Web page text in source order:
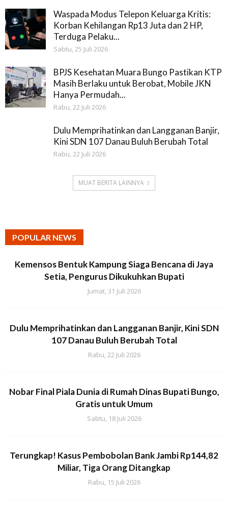
Waspada Modus Telepon Keluarga Kritis:
Korban Kehilangan Rp13 Juta dan 2 HP,
Terduga Pelaku...
Sabtu, 25 Juli 2026
BPJS Kesehatan Muara Bungo Pastikan KTP
Masih Berlaku untuk Berobat, Mobile JKN
Hanya Permudah...
Rabu, 22 Juli 2026
Dulu Memprihatinkan dan Langganan Banjir,
Kini SDN 107 Danau Buluh Berubah Total
Rabu, 22 Juli 2026
MUAT BERITA LAINNYA
POPULAR NEWS
Kemensos Bentuk Kampung Siaga Bencana di Jaya
Setia, Pengurus Dikukuhkan Bupati
Jumat, 31 Juli 2026
Dulu Memprihatinkan dan Langganan Banjir, Kini SDN
107 Danau Buluh Berubah Total
Rabu, 22 Juli 2026
Nobar Final Piala Dunia di Rumah Dinas Bupati Bungo,
Gratis untuk Umum
Sabtu, 18 Juli 2026
Terungkap! Kasus Pembobolan Bank Jambi Rp144,82
Miliar, Tiga Orang Ditangkap
Rabu, 15 Juli 2026